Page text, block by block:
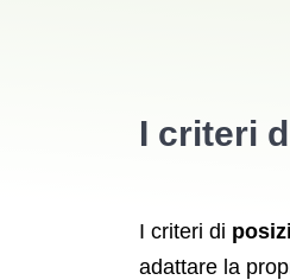
I criteri
I criteri di
adattare la